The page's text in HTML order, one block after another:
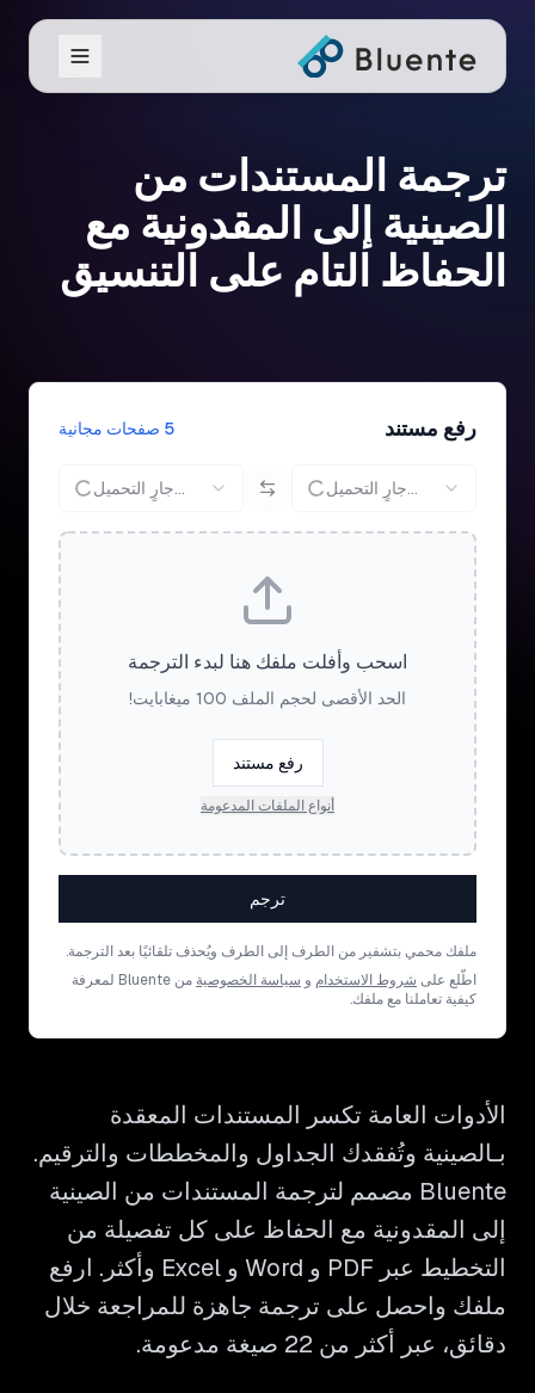
ترجمة المستندات من
الصينية إلى المقدونية مع
الحفاظ التام على التنسيق
رفع مستند 5 صفحات مجانية
جارٍ التحميل... جارٍ التحميل...
اسحب وأفلت ملفك هنا لبدء الترجمة
الحد الأقصى لحجم الملف 100 ميغابايت!
رفع مستند
أنواع الملفات المدعومة
ترجم
ملفك محمي بتشفير من الطرف إلى الطرف ويُحذف تلقائيًا بعد الترجمة.
اطّلع على شروط الاستخدام و سياسة الخصوصية
من Bluente لمعرفة
كيفية تعاملنا مع ملفك.
الأدوات العامة تكسر المستندات المعقدة
بـالصينية وتُفقدك الجداول والمخططات والترقيم.
Bluente مصمم لترجمة المستندات من الصينية
إلى المقدونية مع الحفاظ على كل تفصيلة من
التخطيط عبر PDF و Word و Excel وأكثر. ارفع
ملفك واحصل على ترجمة جاهزة للمراجعة خلال
دقائق، عبر أكثر من 22 صيغة مدعومة.